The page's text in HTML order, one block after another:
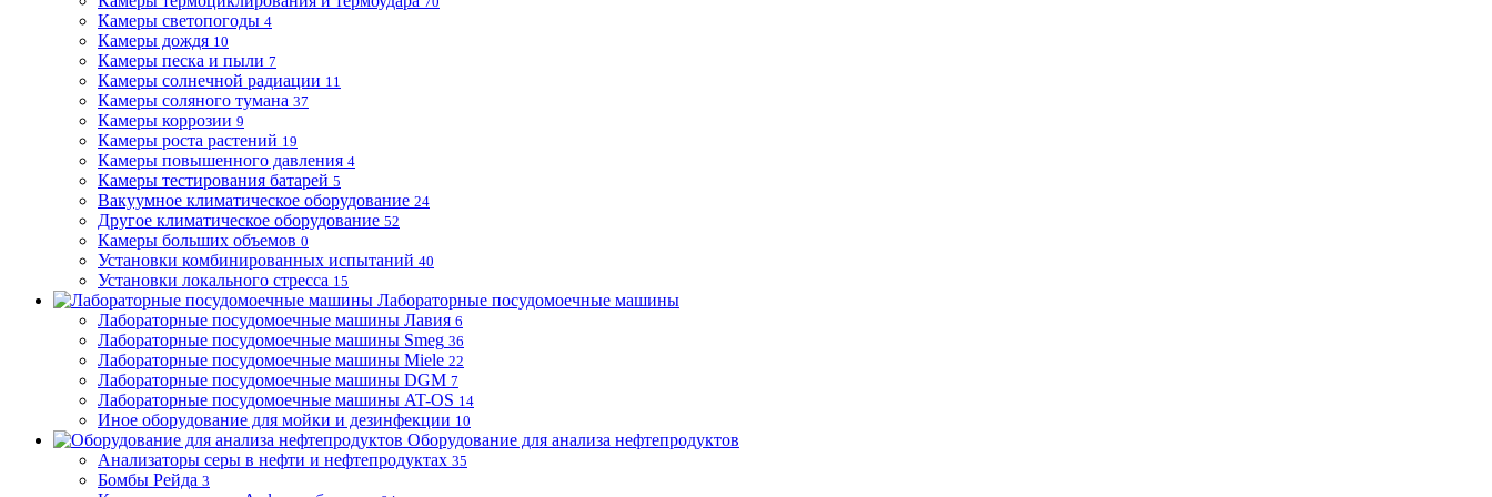
Камеры светопогоды 4
Камеры дождя 10
Камеры песка и пыли 7
Камеры солнечной радиации 11
Камеры соляного тумана 37
Камеры коррозии 9
Камеры роста растений 19
Камеры повышенного давления 4
Камеры тестирования батарей 5
Вакуумное климатическое оборудование 24
Другое климатическое оборудование 52
Камеры больших объемов 0
Установки комбинированных испытаний 40
Установки локального стресса 15
Лабораторные посудомоечные машины
Лабораторные посудомоечные машины Лавия 6
Лабораторные посудомоечные машины Smeg 36
Лабораторные посудомоечные машины Miele 22
Лабораторные посудомоечные машины DGM 7
Лабораторные посудомоечные машины AT-OS 14
Иное оборудование для мойки и дезинфекции 10
Оборудование для анализа нефтепродуктов
Анализаторы серы в нефти и нефтепродуктах 35
Бомбы Рейда 3